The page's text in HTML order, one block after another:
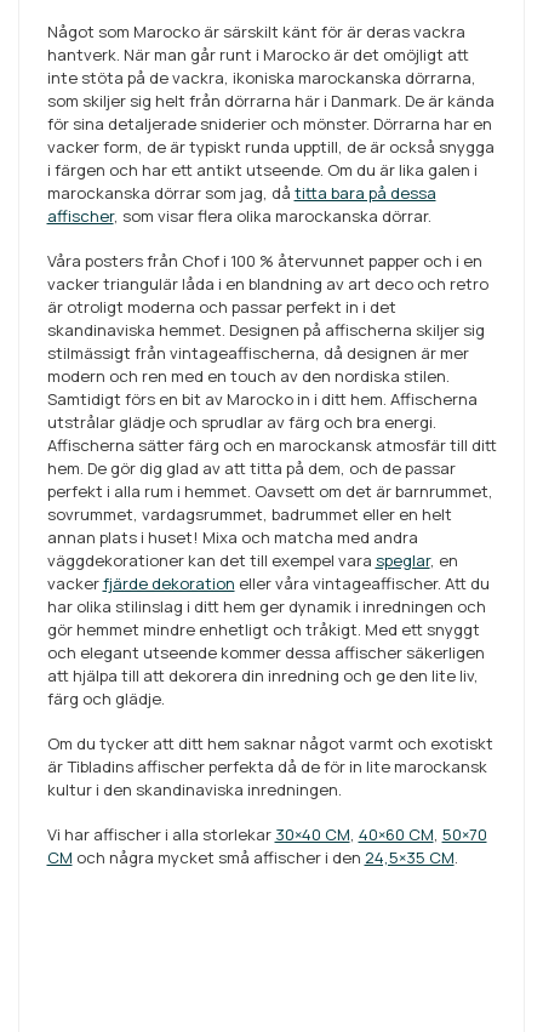
Något som Marocko är särskilt känt för är deras vackra
hantverk. När man går runt i Marocko är det omöjligt att
inte stöta på de vackra, ikoniska marockanska dörrarna,
som skiljer sig helt från dörrarna här i Danmark. De är kända
för sina detaljerade sniderier och mönster. Dörrarna har en
vacker form, de är typiskt runda upptill, de är också snygga
i färgen och har ett antikt utseende. Om du är lika galen i
marockanska dörrar som jag, då titta bara på dessa
affischer, som visar flera olika marockanska dörrar.
Våra posters från Chof i 100 % återvunnet papper och i en
vacker triangulär låda i en blandning av art deco och retro
är otroligt moderna och passar perfekt in i det
skandinaviska hemmet. Designen på affischerna skiljer sig
stilmässigt från vintageaffischerna, då designen är mer
modern och ren med en touch av den nordiska stilen.
Samtidigt förs en bit av Marocko in i ditt hem. Affischerna
utstrålar glädje och sprudlar av färg och bra energi.
Affischerna sätter färg och en marockansk atmosfär till ditt
hem. De gör dig glad av att titta på dem, och de passar
perfekt i alla rum i hemmet. Oavsett om det är barnrummet,
sovrummet, vardagsrummet, badrummet eller en helt
annan plats i huset! Mixa och matcha med andra
väggdekorationer kan det till exempel vara speglar, en
vackerfjärde dekoration eller våra vintageaffischer. Att du
har olika stilinslag i ditt hem ger dynamik i inredningen och
gör hemmet mindre enhetligt och tråkigt. Med ett snyggt
och elegant utseende kommer dessa affischer säkerligen
att hjälpa till att dekorera din inredning och ge den lite liv,
färg och glädje.
Om du tycker att ditt hem saknar något varmt och exotiskt
är Tibladins affischer perfekta då de för in lite marockansk
kultur i den skandinaviska inredningen.
Vi har affischer i alla storlekar 30×40 CM, 40×60 CM, 50×70
CM och några mycket små affischer i den 24,5×35 CM.